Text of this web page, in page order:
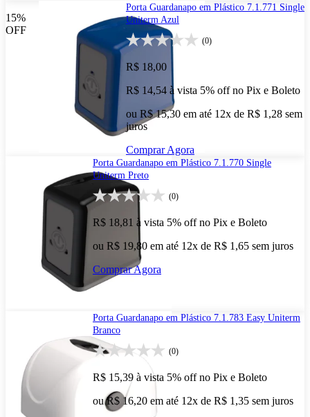
15%
OFF
Porta Guardanapo em Plástico 7.1.771 Single
Uniterm Azul
(0)
R$ 18,00
R$ 14,54 à vista 5% off no Pix e Boleto
ou R$ 15,30 em até 12x de R$ 1,28 sem
juros
Comprar Agora
Porta Guardanapo em Plástico 7.1.770 Single
Uniterm Preto
(0)
R$ 18,81 à vista 5% off no Pix e Boleto
ou R$ 19,80 em até 12x de R$ 1,65 sem juros
Comprar Agora
Porta Guardanapo em Plástico 7.1.783 Easy Uniterm
Branco
(0)
R$ 15,39 à vista 5% off no Pix e Boleto
ou R$ 16,20 em até 12x de R$ 1,35 sem juros